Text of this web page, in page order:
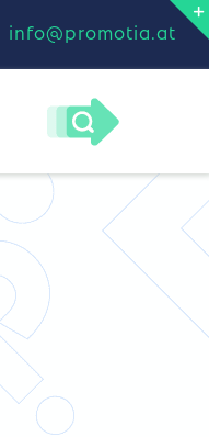
info@promotia.at